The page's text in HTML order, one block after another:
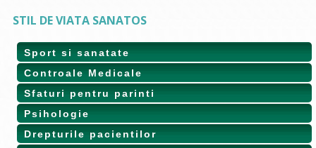
STIL DE VIATA SANATOS
Sport si sanatate
Controale Medicale
Sfaturi pentru parinti
Psihologie
Drepturile pacientilor